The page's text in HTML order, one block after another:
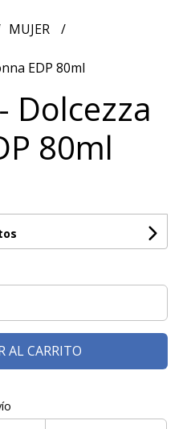
MUJER
EDP 80ml
Dolcezza
80ml
AL CARRITO